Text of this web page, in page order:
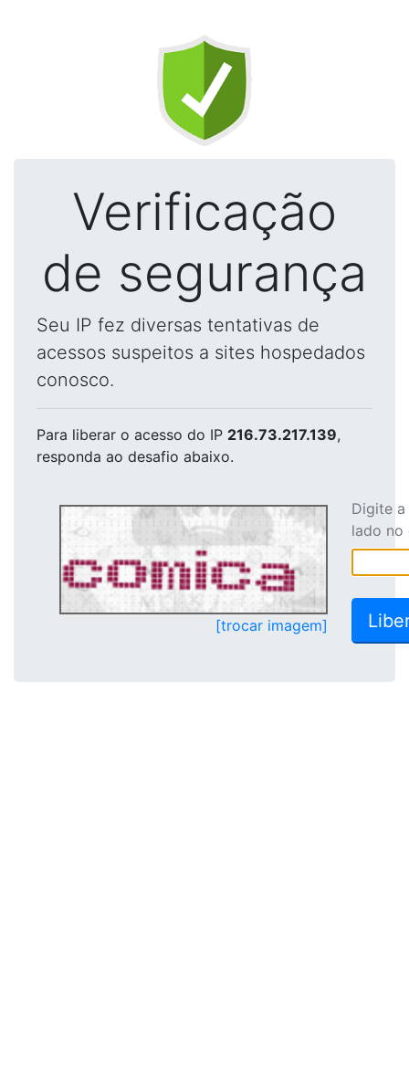
Verificação
de segurança
Seu IP fez diversas tentativas de
acessos suspeitos a sites hospedados
conosco.
Para liberar o acesso do IP 216.73.217.139,
responda ao desafio abaixo.
[trocar imagem]
Digite
lado no